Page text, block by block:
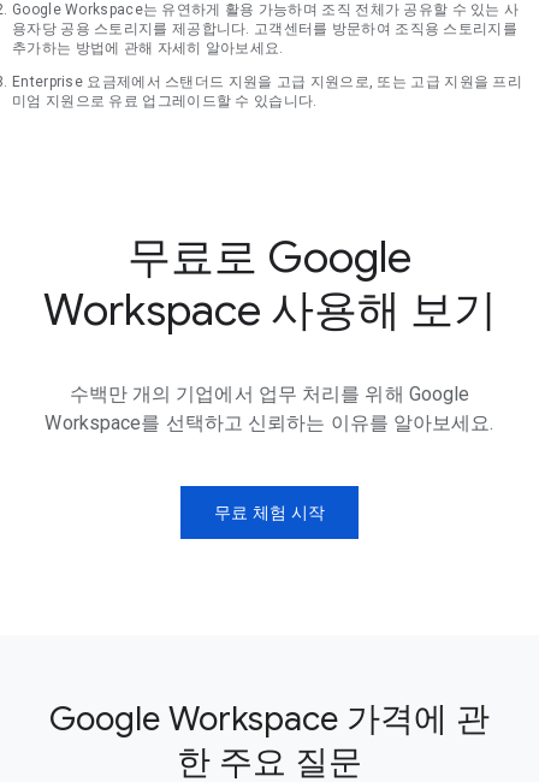
Google Workspace는 유연하게 활용 가능하며 조직 전체가 공유할 수 있는 사
용자당 공용 스토리지를 제공합니다. 고객센터를 방문하여 조직용 스토리지를
추가하는 방법에 관해 자세히 알아보세요.
Enterprise 요금제에서 스탠더드 지원을 고급 지원으로, 또는 고급 지원을 프리
미엄 지원으로 유료 업그레이드할 수 있습니다.
무료로 Google
Workspace 사용해 보기
수백만 개의 기업에서 업무 처리를 위해 Google
Workspace를 선택하고 신뢰하는 이유를 알아보세요.
무료 체험 시작
Google Workspace 가격에 관
한 주요 질문